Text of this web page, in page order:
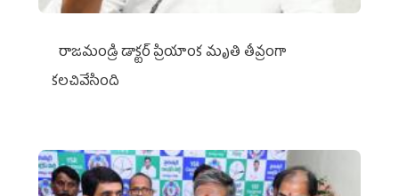
రాజమండ్రి డాక్టర్‌ ప్రియాంక మృతి తీవ్రంగా
కలచివేసింది